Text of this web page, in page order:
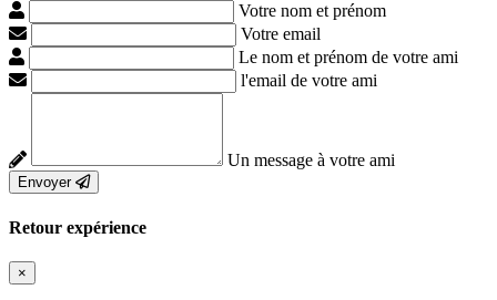
Votre nom et prénom
Votre email
Le nom et prénom de votre ami
l'email de votre ami
Un message à votre ami
Envoyer
Retour expérience
×